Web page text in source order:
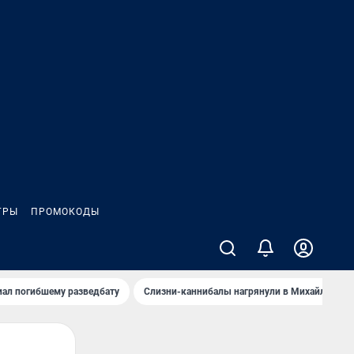
ПРОМОКОДЫ
погибшему разведбату Слизни-каннибалы нагрянули в Михайлов